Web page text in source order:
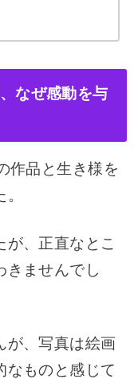
なぜ感動を与
作品と生き様を
、正直なとこ
きませんでし
が、写真は絵画
なものと感じて